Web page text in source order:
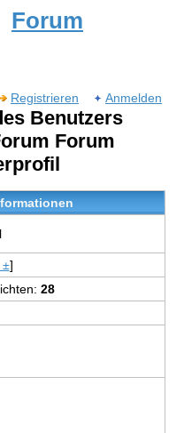
Forum
Registrieren Anmelden
Benutzers
Forum
±]
28